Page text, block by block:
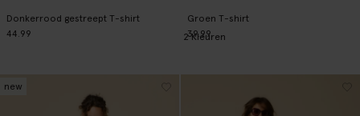
Donkerrood gestreept T-shirt
44.99
Groen T-shirt
39.99
2Kleuren
new